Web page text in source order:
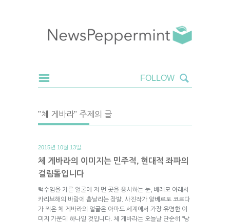
"체 게바라" 주제의 글
2015년 10월 13일.
체 게바라의 이미지는 민주적, 현대적 좌파의
걸림돌입니다
턱수염을 기른 얼굴에 저 먼 곳을 응시하는 눈, 베레모 아래서
카리브해의 바람에 흩날리는 장발. 사진작가 알베르토 코르다
가 찍은 체 게바라의 얼굴은 아마도 세계에서 가장 유명한 이
미지 가운데 하나일 것입니다. 체 게바라는 오늘날 단순히 "낭